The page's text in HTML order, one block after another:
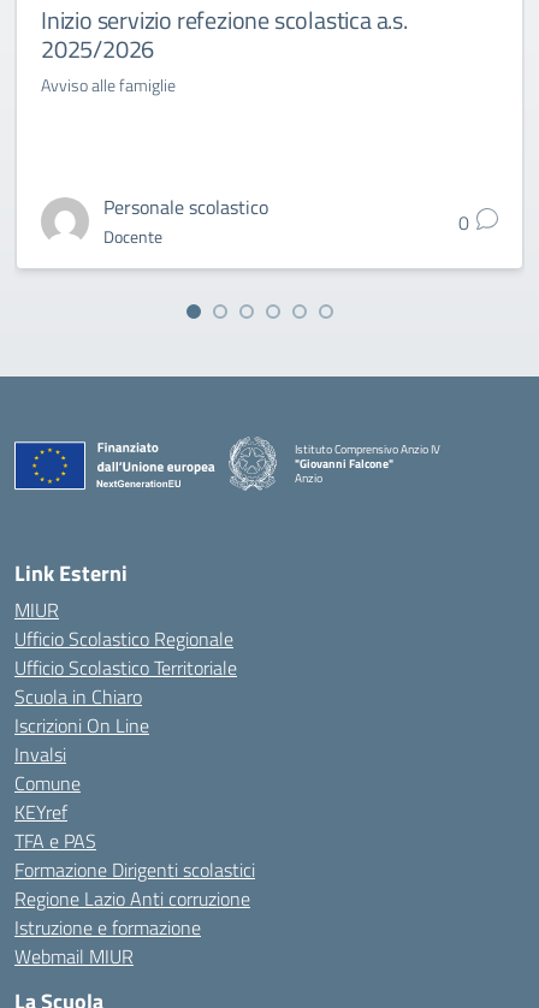
Inizio servizio refezione scolastica a.s.
2025/2026
Avviso alle famiglie
Personale scolastico
Docente 0
Istituto Comprensivo Anzio IV
"Giovanni Falcone"
Anzio
Link Esterni
MIUR
Ufficio Scolastico Regionale
Ufficio Scolastico Territoriale
Scuola in Chiaro
Iscrizioni On Line
Invalsi
Comune
KEYref
TFA e PAS
Formazione Dirigenti scolastici
Regione Lazio Anti corruzione
Istruzione e formazione
Webmail MIUR
La Scuola